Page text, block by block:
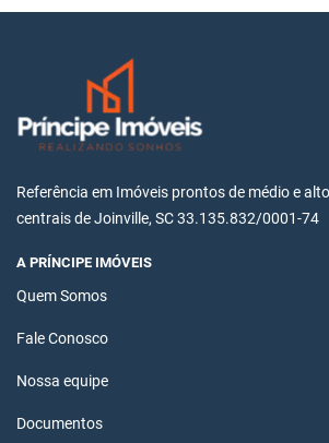
Referência em Imóveis prontos de médio e
centrais de Joinville, SC 33.135.832/0001-74
A PRÍNCIPE IMÓVEIS
Quem Somos
Fale Conosco
Nossa equipe
Documentos